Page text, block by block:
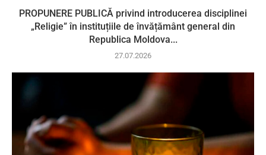
PROPUNERE PUBLICĂ privind introducerea disciplinei
„Religie” în instituțiile de învățământ general din
Republica Moldova...
27.07.2026